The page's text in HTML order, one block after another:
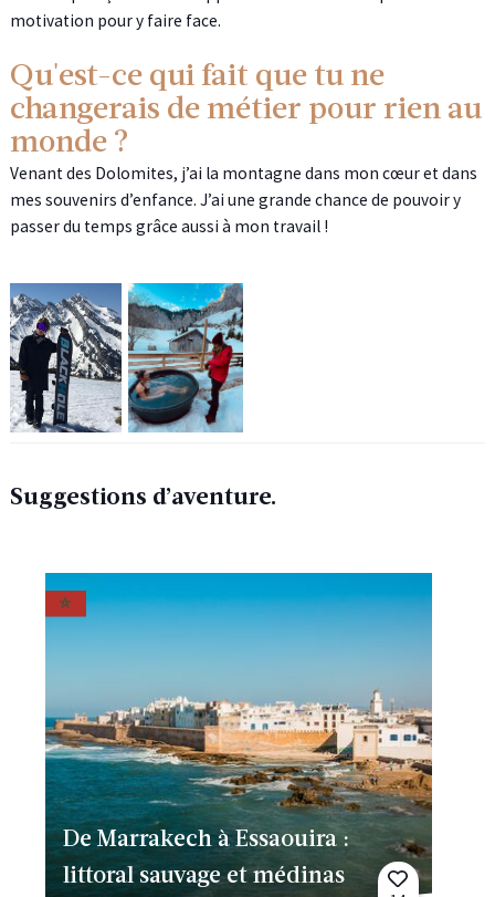
motivation pour y faire face.
Qu'est-ce qui fait que tu ne
changerais de métier pour rien au
monde ?
Venant des Dolomites, j’ai la montagne dans mon cœur et dans
mes souvenirs d’enfance. J’ai une grande chance de pouvoir y
passer du temps grâce aussi à mon travail !
Suggestions d’aventure.
De Marrakech à Essaouira :
littoral sauvage et médinas